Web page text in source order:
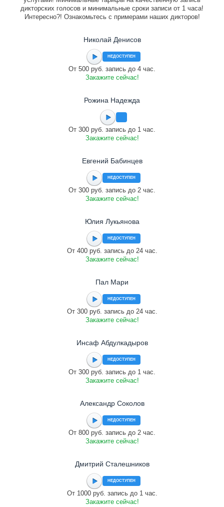
дикторских голосов и минимальные сроки записи от 1 часа!
Интересно?! Ознакомьтесь с примерами наших дикторов!
Николай Денисов
НЕДОСТУПЕН
От 500 руб. запись до 4 час.
Закажите сейчас!
Рожина Надежда
От 300 руб. запись до 1 час.
Закажите сейчас!
Евгений Бабинцев
НЕДОСТУПЕН
От 300 руб. запись до 2 час.
Закажите сейчас!
Юлия Лукьянова
НЕДОСТУПЕН
От 400 руб. запись до 24 час.
Закажите сейчас!
Пал Мари
НЕДОСТУПЕН
От 300 руб. запись до 24 час.
Закажите сейчас!
Инсаф Абдулкадыров
НЕДОСТУПЕН
От 300 руб. запись до 1 час.
Закажите сейчас!
Александр Соколов
НЕДОСТУПЕН
От 800 руб. запись до 2 час.
Закажите сейчас!
Дмитрий Сталешников
НЕДОСТУПЕН
От 1000 руб. запись до 1 час.
Закажите сейчас!